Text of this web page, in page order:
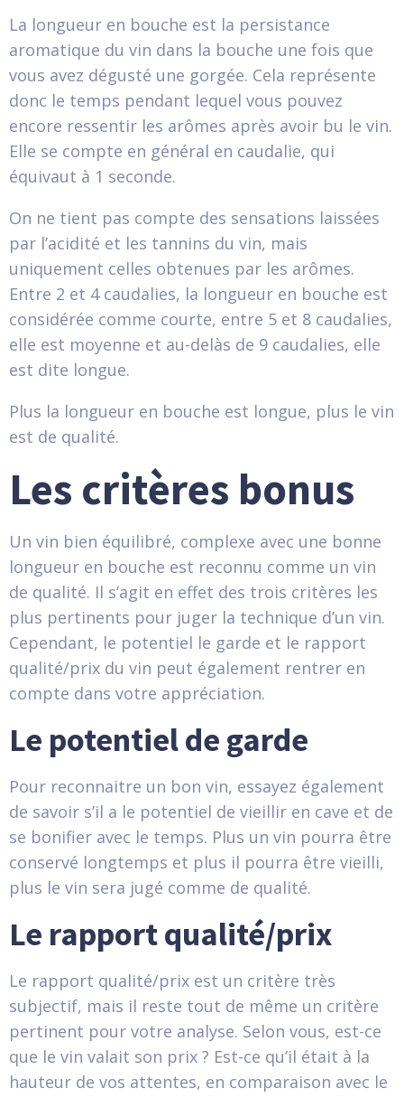
La longueur en bouche est la persistance
aromatique du vin dans la bouche une fois que
vous avez dégusté une gorgée. Cela représente
donc le temps pendant lequel vous pouvez
encore ressentir les arômes après avoir bu le vin.
Elle se compte en général en caudalie, qui
équivaut à 1 seconde.
On ne tient pas compte des sensations laissées
par l’acidité et les tannins du vin, mais
uniquement celles obtenues par les arômes.
Entre 2 et 4 caudalies, la longueur en bouche est
considérée comme courte, entre 5 et 8 caudalies,
elle est moyenne et au-delàs de 9 caudalies, elle
est dite longue.
Plus la longueur en bouche est longue, plus le vin
est de qualité.
Les critères bonus
Un vin bien équilibré, complexe avec une bonne
longueur en bouche est reconnu comme un vin
de qualité. Il s’agit en effet des trois critères les
plus pertinents pour juger la technique d’un vin.
Cependant, le potentiel le garde et le rapport
qualité/prix du vin peut également rentrer en
compte dans votre appréciation.
Le potentiel de garde
Pour reconnaitre un bon vin, essayez également
de savoir s’il a le potentiel de vieillir en cave et de
se bonifier avec le temps. Plus un vin pourra être
conservé longtemps et plus il pourra être vieilli,
plus le vin sera jugé comme de qualité.
Le rapport qualité/prix
Le rapport qualité/prix est un critère très
subjectif, mais il reste tout de même un critère
pertinent pour votre analyse. Selon vous, est-ce
que le vin valait son prix ? Est-ce qu’il était à la
hauteur de vos attentes, en comparaison avec le